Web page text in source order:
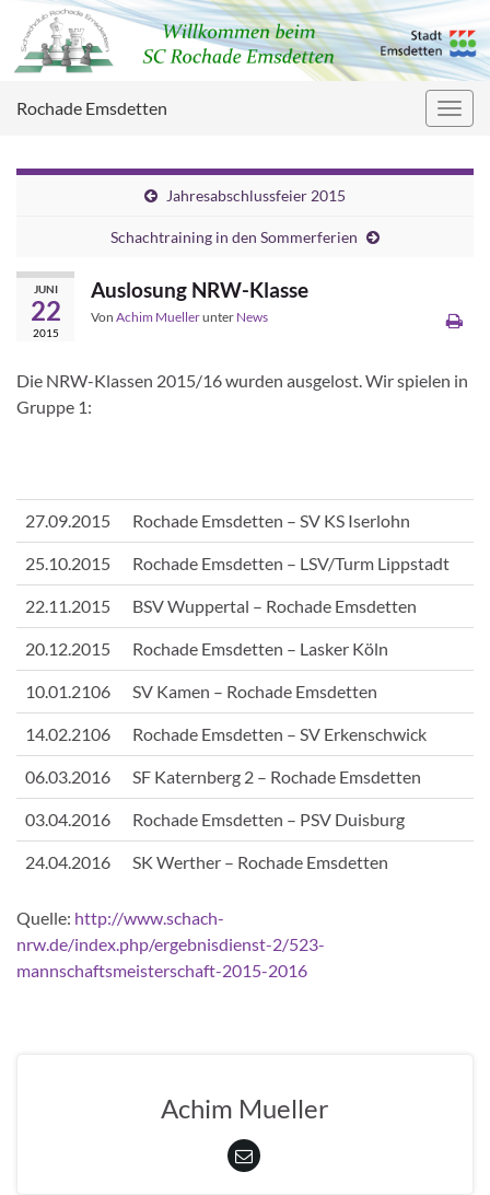
Rochade Emsdetten
Jahresabschlussfeier 2015
Schachtraining in den Sommerferien
JUNI
22
2015
Auslosung NRW-Klasse
Von Achim Muellerunter News
Die NRW-Klassen 2015/16 wurden ausgelost. Wir spielen in
Gruppe 1:
27.09.2015 Rochade Emsdetten – SV KS Iserlohn
25.10.2015 Rochade Emsdetten – LSV/Turm Lippstadt
22.11.2015 BSV Wuppertal – Rochade Emsdetten
20.12.2015 Rochade Emsdetten – Lasker Köln
10.01.2106 SV Kamen – Rochade Emsdetten
14.02.2106 Rochade Emsdetten – SV Erkenschwick
06.03.2016 SF Katernberg 2 – Rochade Emsdetten
03.04.2016 Rochade Emsdetten – PSV Duisburg
24.04.2016 SK Werther – Rochade Emsdetten
Quelle: http://www.schach-
nrw.de/index.php/ergebnisdienst-2/523-
mannschaftsmeisterschaft-2015-2016
Achim Mueller